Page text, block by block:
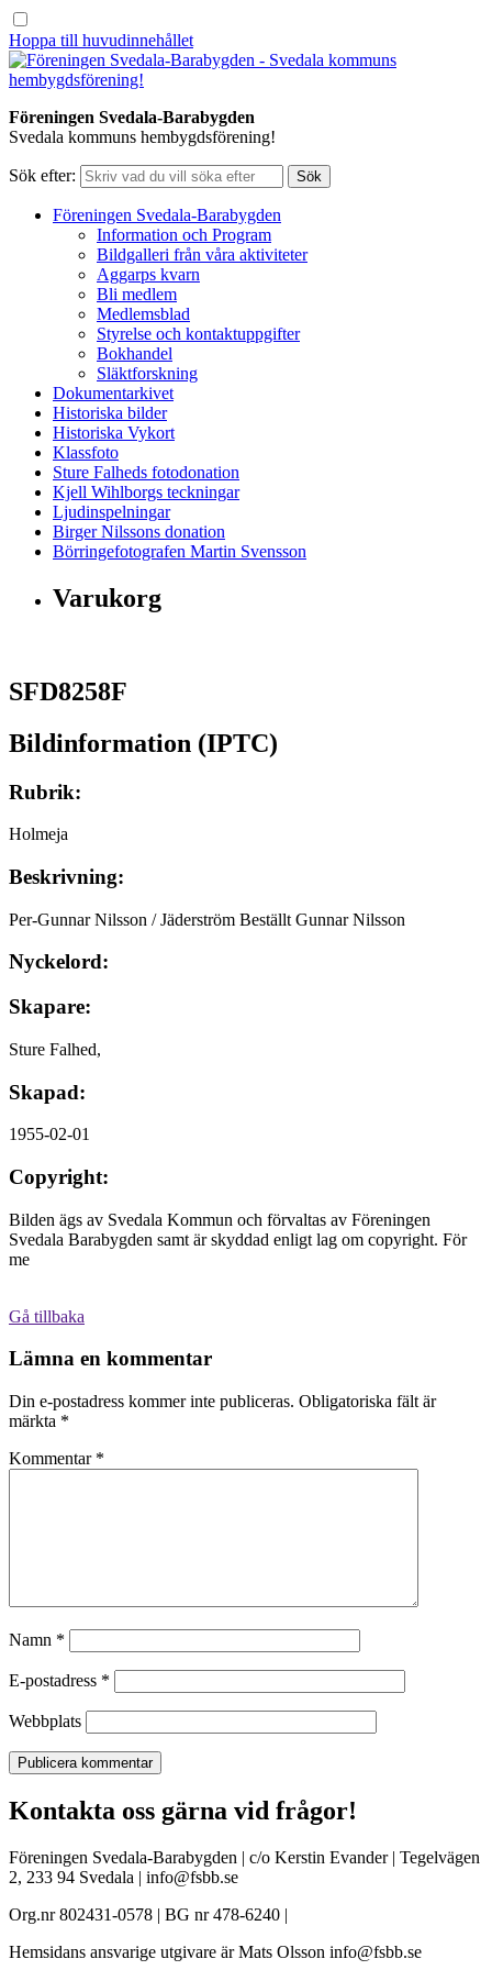
Hoppa till huvudinnehållet
Föreningen Svedala-Barabygden
Svedala kommuns hembygdsförening!
Sök efter:
Föreningen Svedala-Barabygden
Information och Program
Bildgalleri från våra aktiviteter
Aggarps kvarn
Bli medlem
Medlemsblad
Styrelse och kontaktuppgifter
Bokhandel
Släktforskning
Dokumentarkivet
Historiska bilder
Historiska Vykort
Klassfoto
Sture Falheds fotodonation
Kjell Wihlborgs teckningar
Ljudinspelningar
Birger Nilssons donation
Börringefotografen Martin Svensson
Varukorg
SFD8258F
Bildinformation (IPTC)
Rubrik:
Holmeja
Beskrivning:
Per-Gunnar Nilsson / Jäderström Beställt Gunnar Nilsson
Nyckelord:
Skapare:
Sture Falhed,
Skapad:
1955-02-01
Copyright:
Bilden ägs av Svedala Kommun och förvaltas av Föreningen
Svedala Barabygden samt är skyddad enligt lag om copyright. För
me
Gå tillbaka
Lämna en kommentar
Din e-postadress kommer inte publiceras. Obligatoriska fält är
märkta *
Kommentar *
Namn *
E-postadress *
Webbplats
Kontakta oss gärna vid frågor!
Föreningen Svedala-Barabygden | c/o Kerstin Evander | Tegelvägen
2, 233 94 Svedala | info@fsbb.se
Org.nr 802431-0578 | BG nr 478-6240 |
Hemsidans ansvarige utgivare är Mats Olsson info@fsbb.se